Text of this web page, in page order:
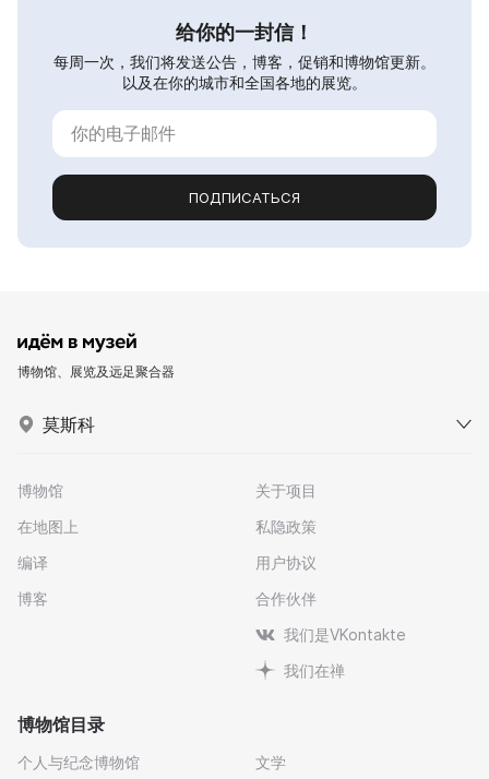
给你的一封信！
每周一次，我们将发送公告，博客，促销和博物馆更新。
以及在你的城市和全国各地的展览。
ПОДПИСАТЬСЯ
博物馆、展览及远足聚合器
莫斯科
博物馆
在地图上
编译
博客
关于项目
私隐政策
用户协议
合作伙伴
我们是VKontakte
我们在禅
博物馆目录
个人与纪念博物馆 文学